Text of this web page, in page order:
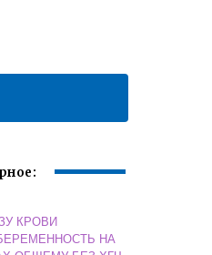
КРОВИ
НА